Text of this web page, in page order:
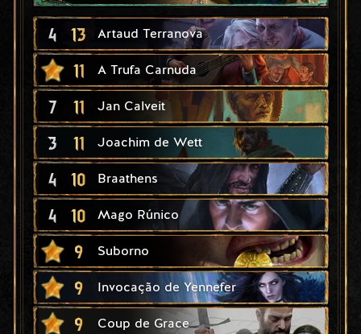
4 13 Artaud Terranova
11 A Trufa Carnuda
7 11 Jan Calveit
3 11 Joachim de Wett
4 10 Braathens
4 10 Mago Rúnico
9 Suborno
9 Invocação de Yennefer
9 Coup de Grace